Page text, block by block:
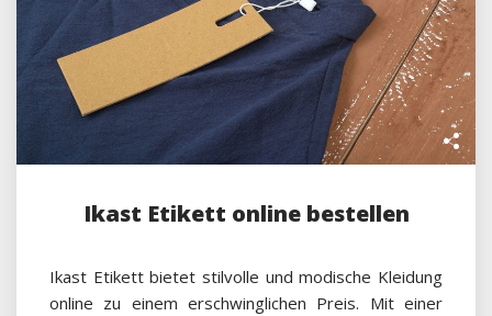
Ikast Etikett online bestellen
Ikast Etikett bietet stilvolle und modische Kleidung
online zu einem erschwinglichen Preis. Mit einer